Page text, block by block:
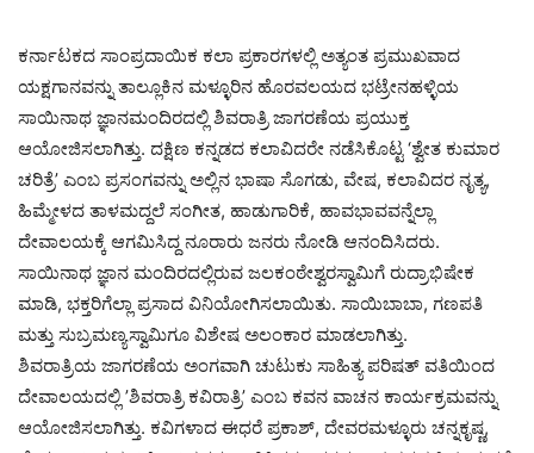
ಕರ್ನಾಟಕದ ಸಾಂಪ್ರದಾಯಿಕ ಕಲಾ ಪ್ರಕಾರಗಳಲ್ಲಿ ಅತ್ಯಂತ ಪ್ರಮುಖವಾದ
ಯಕ್ಷಗಾನವನ್ನು ತಾಲ್ಲೂಕಿನ ಮಳ್ಳೂರಿನ ಹೊರವಲಯದ ಭಟ್ರೇನಹಳ್ಳಿಯ
ಸಾಯಿನಾಥ ಜ್ಞಾನಮಂದಿರದಲ್ಲಿ ಶಿವರಾತ್ರಿ ಜಾಗರಣೆಯ ಪ್ರಯುಕ್ತ
ಆಯೋಜಿಸಲಾಗಿತ್ತು. ದಕ್ಷಿಣ ಕನ್ನಡದ ಕಲಾವಿದರೇ ನಡೆಸಿಕೊಟ್ಟ ‘ಶ್ವೇತ ಕುಮಾರ
ಚರಿತ್ರೆ’ ಎಂಬ ಪ್ರಸಂಗವನ್ನು ಅಲ್ಲಿನ ಭಾಷಾ ಸೊಗಡು, ವೇಷ, ಕಲಾವಿದರ ನೃತ್ಯ,
ಹಿಮ್ಮೇಳದ ತಾಳಮದ್ದಲೆ ಸಂಗೀತ, ಹಾಡುಗಾರಿಕೆ, ಹಾವಭಾವವನ್ನೆಲ್ಲಾ
ದೇವಾಲಯಕ್ಕೆ ಆಗಮಿಸಿದ್ದ ನೂರಾರು ಜನರು ನೋಡಿ ಆನಂದಿಸಿದರು.
ಸಾಯಿನಾಥ ಜ್ಞಾನ ಮಂದಿರದಲ್ಲಿರುವ ಜಲಕಂಠೇಶ್ವರಸ್ವಾಮಿಗೆ ರುದ್ರಾಭಿಷೇಕ
ಮಾಡಿ, ಭಕ್ತರಿಗೆಲ್ಲಾ ಪ್ರಸಾದ ವಿನಿಯೋಗಿಸಲಾಯಿತು. ಸಾಯಿಬಾಬಾ, ಗಣಪತಿ
ಮತ್ತು ಸುಬ್ರಮಣ್ಯಸ್ವಾಮಿಗೂ ವಿಶೇಷ ಅಲಂಕಾರ ಮಾಡಲಾಗಿತ್ತು.
ಶಿವರಾತ್ರಿಯ ಜಾಗರಣೆಯ ಅಂಗವಾಗಿ ಚುಟುಕು ಸಾಹಿತ್ಯ ಪರಿಷತ್ ವತಿಯಿಂದ
ದೇವಾಲಯದಲ್ಲಿ ’ಶಿವರಾತ್ರಿ ಕವಿರಾತ್ರಿ’ ಎಂಬ ಕವನ ವಾಚನ ಕಾರ್ಯಕ್ರಮವನ್ನು
ಆಯೋಜಿಸಲಾಗಿತ್ತು. ಕವಿಗಳಾದ ಈಧರೆ ಪ್ರಕಾಶ್, ದೇವರಮಳ್ಳೂರು ಚನ್ನಕೃಷ್ಣ,